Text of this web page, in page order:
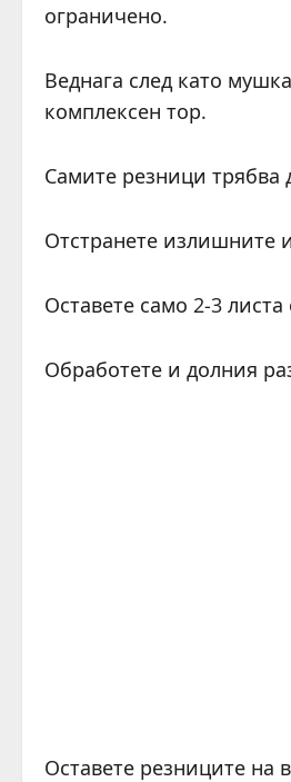
ограничено.
Веднага след като
комплексен тор.
Самите резници трябва
Отстранете излишните
Оставете само 2-3 листа
Обработете и долния
Оставете резниците на